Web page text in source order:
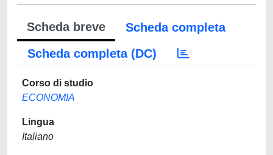
Scheda breve
Scheda completa
Scheda completa (DC)
Corso di studio
ECONOMIA
Lingua
Italiano